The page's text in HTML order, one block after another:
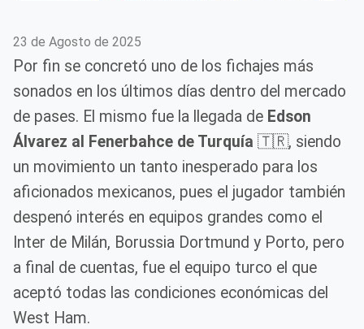
23 de Agosto de 2025
Por fin se concretó uno de los fichajes más
sonados en los últimos días dentro del mercado
de pases. El mismo fue la llegada de Edson
Álvarez al Fenerbahce de Turquía 🇹🇷, siendo
un movimiento un tanto inesperado para los
aficionados mexicanos, pues el jugador también
despenó interés en equipos grandes como el
Inter de Milán, Borussia Dortmund y Porto, pero
a final de cuentas, fue el equipo turco el que
aceptó todas las condiciones económicas del
West Ham.